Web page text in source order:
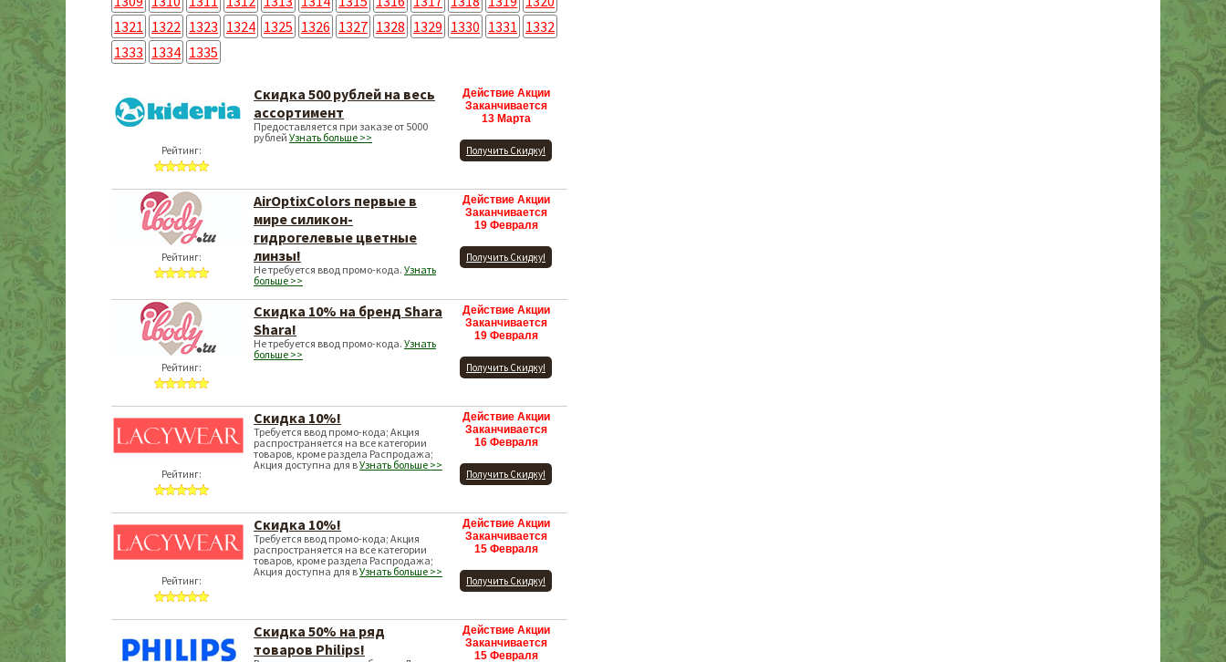
1321 1322 1323 1324 1325 1326 1327 1328 1329 1330 1331 1332
1333 1334 1335
Рейтинг:
Скидка 500 рублей на весь
ассортимент
Предоставляется при заказе от 5000
рублей Узнать больше >>
Действие Акции
Заканчивается
13 Марта
Получить Скидку!
Рейтинг:
AirOptixColors первые в
мире силикон-
гидрогелевые цветные
линзы!
Не требуется ввод промо-кода. Узнать
больше >>
Действие Акции
Заканчивается
19 Февраля
Получить Скидку!
Рейтинг:
Скидка 10% на бренд Shara
Shara!
Не требуется ввод промо-кода. Узнать
больше >>
Действие Акции
Заканчивается
19 Февраля
Получить Скидку!
Рейтинг:
Скидка 10%!
Требуется ввод промо-кода; Акция
распространяется на все категории
товаров, кроме раздела Распродажа;
Акция доступна для вУзнать больше >>
Действие Акции
Заканчивается
16 Февраля
Получить Скидку!
Рейтинг:
Скидка 10%!
Требуется ввод промо-кода; Акция
распространяется на все категории
товаров, кроме раздела Распродажа;
Акция доступна для вУзнать больше >>
Действие Акции
Заканчивается
15 Февраля
Получить Скидку!
Скидка 50% на ряд
товаров Philips!
Действие Акции
Заканчивается
15 Февраля